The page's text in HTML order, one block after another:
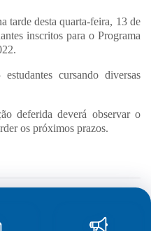
tarde desta quarta-feira, 13 de
inscritos para o Programa
cursando diversas
deferida deverá observar o
os próximos prazos.